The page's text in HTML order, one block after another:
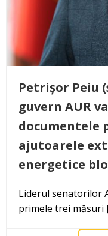
Petrișor Peiu
guvern AUR
documentele
ajutoarele
energetice
Liderul senatorilor
primele trei măsuri